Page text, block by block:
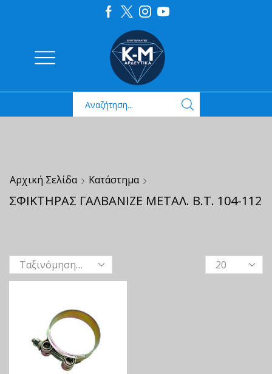
Αρχική Σελίδα Κατάστημα
ΣΦΙΚΤΗΡΑΣ ΓΑΛΒΑΝΙΖΕ ΜΕΤΑΛ. Β.Τ. 104-112